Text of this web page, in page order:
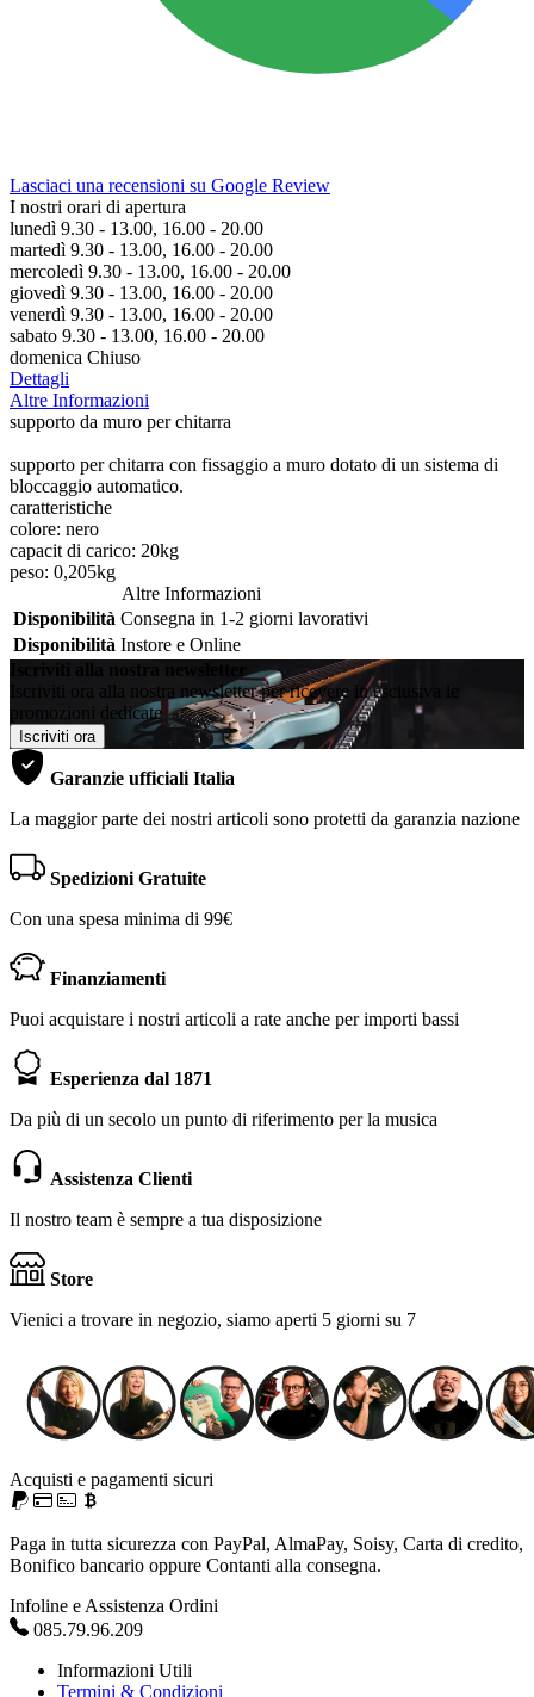
Lasciaci una recensioni su Google Review
I nostri orari di apertura
lunedì 9.30 - 13.00, 16.00 - 20.00
martedì 9.30 - 13.00, 16.00 - 20.00
mercoledì 9.30 - 13.00, 16.00 - 20.00
giovedì 9.30 - 13.00, 16.00 - 20.00
venerdì 9.30 - 13.00, 16.00 - 20.00
sabato 9.30 - 13.00, 16.00 - 20.00
domenica Chiuso
Dettagli
Altre Informazioni
supporto da muro per chitarra
supporto per chitarra con fissaggio a muro dotato di un sistema di
bloccaggio automatico.
caratteristiche
colore: nero
capacit di carico: 20kg
peso: 0,205kg
Altre Informazioni
Disponibilità Consegna in 1-2 giorni lavorativi
Disponibilità Instore e Online
Iscriviti alla nostra newsletter
Iscriviti ora alla nostra newsletter per ricevere in esclusiva le
promozioni dedicate
Iscriviti ora
Garanzie ufficiali Italia
La maggior parte dei nostri articoli sono protetti da garanzia nazione
Spedizioni Gratuite
Con una spesa minima di 99€
Finanziamenti
Puoi acquistare i nostri articoli a rate anche per importi bassi
Esperienza dal 1871
Da più di un secolo un punto di riferimento per la musica
Assistenza Clienti
Il nostro team è sempre a tua disposizione
Store
Vienici a trovare in negozio, siamo aperti 5 giorni su 7
Acquisti e pagamenti sicuri
Paga in tutta sicurezza con PayPal, AlmaPay, Soisy, Carta di credito,
Bonifico bancario oppure Contanti alla consegna.
Infoline e Assistenza Ordini
085.79.96.209
Informazioni Utili
Termini & Condizioni